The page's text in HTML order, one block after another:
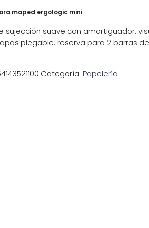
maped ergologic mini
sujección suave con amortiguador.
plegable. reserva para 2 barras
Categoría: Papelería